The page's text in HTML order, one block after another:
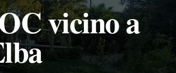
vicino a